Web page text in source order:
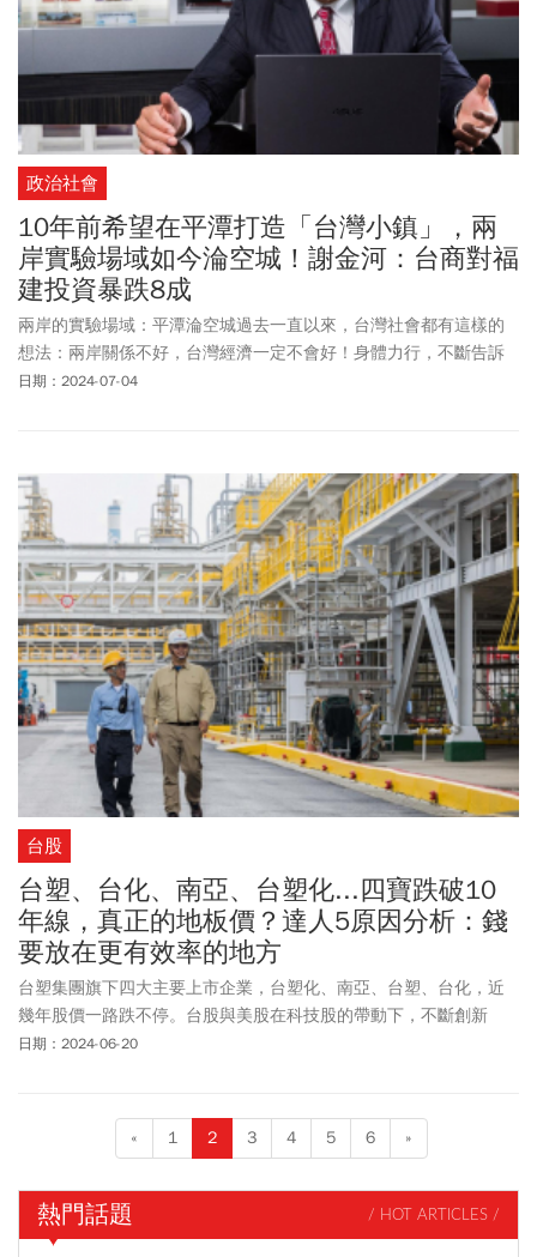
政治社會
10年前希望在平潭打造「台灣小鎮」，兩
岸實驗場域如今淪空城！謝金河：台商對福
建投資暴跌8成
兩岸的實驗場域：平潭淪空城過去一直以來，台灣社會都有這樣的
想法：兩岸關係不好，台灣經濟一定不會好！身體力行，不斷告訴
大家這個觀念的是前總統馬英九。
日期：2024-07-04
台股
台塑、台化、南亞、台塑化...四寶跌破10
年線，真正的地板價？達人5原因分析：錢
要放在更有效率的地方
台塑集團旗下四大主要上市企業，台塑化、南亞、台塑、台化，近
幾年股價一路跌不停。台股與美股在科技股的帶動下，不斷創新
高，台股總市值突破70兆台幣，但台塑四寶卻逆勢重挫，股價居然
日期：2024-06-20
« 1 2 3 4 5 6 »
熱門話題 / HOT ARTICLES /